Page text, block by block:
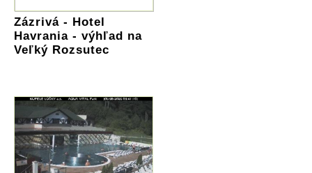
Zázrivá - Hotel
Havrania - výhľad na
Veľký Rozsutec